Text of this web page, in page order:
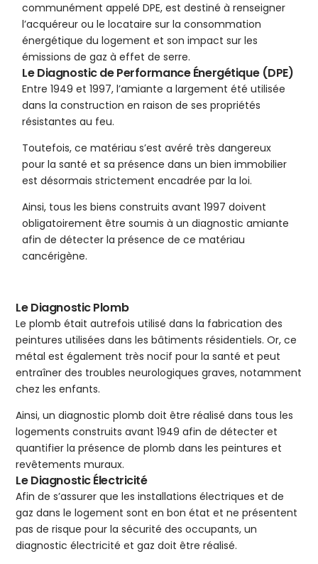
communément appelé DPE, est destiné à renseigner
l’acquéreur ou le locataire sur la consommation
énergétique du logement et son impact sur les
émissions de gaz à effet de serre.
Le Diagnostic de Performance Énergétique (DPE)
Entre 1949 et 1997, l’amiante a largement été utilisée
dans la construction en raison de ses propriétés
résistantes au feu.
Toutefois, ce matériau s’est avéré très dangereux
pour la santé et sa présence dans un bien immobilier
est désormais strictement encadrée par la loi.
Ainsi, tous les biens construits avant 1997 doivent
obligatoirement être soumis à un diagnostic amiante
afin de détecter la présence de ce matériau
cancérigène.
Le Diagnostic Plomb
Le plomb était autrefois utilisé dans la fabrication des
peintures utilisées dans les bâtiments résidentiels. Or, ce
métal est également très nocif pour la santé et peut
entraîner des troubles neurologiques graves, notamment
chez les enfants.
Ainsi, un diagnostic plomb doit être réalisé dans tous les
logements construits avant 1949 afin de détecter et
quantifier la présence de plomb dans les peintures et
revêtements muraux.
Le Diagnostic Électricité
Afin de s’assurer que les installations électriques et de
gaz dans le logement sont en bon état et ne présentent
pas de risque pour la sécurité des occupants, un
diagnostic électricité et gaz doit être réalisé.